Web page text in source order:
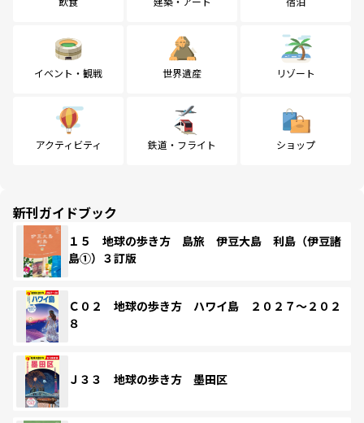
イベント・観戦 世界遺産 リゾート
アクティビティ 鉄道・フライト ショップ
新刊ガイドブック
１５ 地球の歩き方 島旅 伊豆大島 利島（伊豆諸
島①）３訂版
Ｃ０２ 地球の歩き方 ハワイ島 ２０２７～２０２
８
Ｊ３３ 地球の歩き方 墨田区